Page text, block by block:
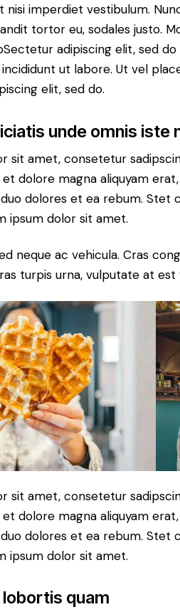
nisi imperdiet vestibulum.
tortor eu, sodales justo.
adipiscing elit, sed
ut labore. Ut vel
elit, sed do.
unde omnis iste
sit amet, consetetur
dolore magna aliquyam
dolores et ea rebum. Stet
ipsum dolor sit amet.
neque ac vehicula. Cras
turpis urna, vulputate at
sit amet, consetetur
dolore magna aliquyam
dolores et ea rebum. Stet
ipsum dolor sit amet.
quam